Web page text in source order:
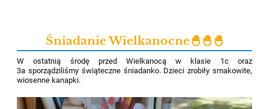
Śniadanie Wielkanocne🐣🐣🐣
W ostatnią środę przed Wielkanocą w klasie 1c oraz
3a sporządziliśmy świąteczne śniadanko. Dzieci zrobiły smakowite,
wiosenne kanapki.